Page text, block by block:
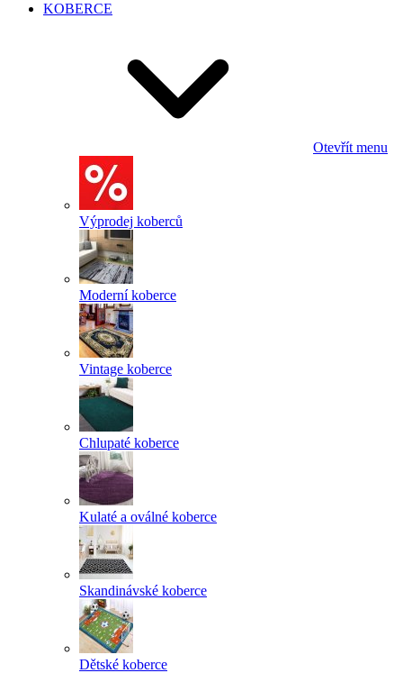
KOBERCE
Otevřít menu
Výprodej koberců
Moderní koberce
Vintage koberce
Chlupaté koberce
Kulaté a oválné koberce
Skandinávské koberce
Dětské koberce